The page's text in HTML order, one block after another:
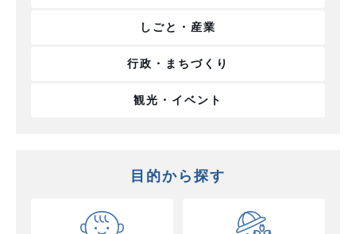
しごと・産業
行政・まちづくり
観光・イベント
目的から探す